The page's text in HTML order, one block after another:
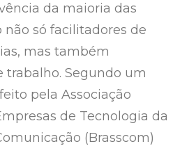
da maioria das
não só facilitadores de
mas também
trabalho. Segundo um
pela Associação
de Tecnologia da
(Brasscom)